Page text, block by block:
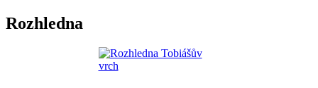
Rozhledna